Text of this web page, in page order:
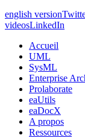
english version
videosLinkedIn
Accueil
UML
SysML
Enterprise
Prolaborate
eaUtils
eaDocX
A propos
Ressources